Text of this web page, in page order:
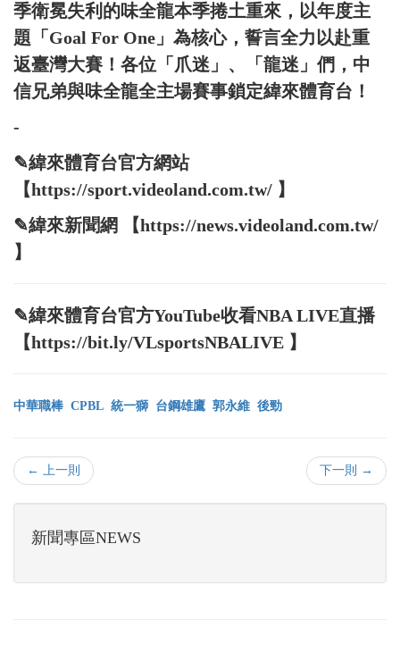
季衛冕失利的味全龍本季捲土重來，以年度主
題「Goal For One」為核心，誓言全力以赴重
返臺灣大賽！各位「爪迷」、「龍迷」們，中
信兄弟與味全龍全主場賽事鎖定緯來體育台！
-
✎緯來體育台官方網站
【https://sport.videoland.com.tw/ 】
✎緯來新聞網 【https://news.videoland.com.tw/
】
✎緯來體育台官方YouTube收看NBA LIVE直播
【https://bit.ly/VLsportsNBALIVE 】
中華職棒 CPBL 統一獅 台鋼雄鷹 郭永維 後勁
← 上一則 下一則 →
新聞專區NEWS